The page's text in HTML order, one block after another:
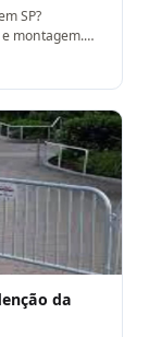
SP?
montagem.
da